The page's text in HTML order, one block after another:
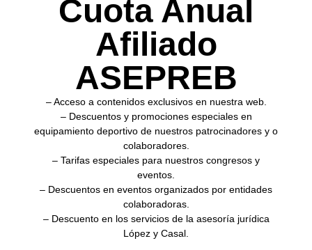
Cuota Anual
Afiliado
ASEPREB
– Acceso a contenidos exclusivosen nuestra web.
– Descuentos y promociones especialesen
equipamiento deportivo de nuestros patrocinadores y o
colaboradores.
– Tarifas especiales para nuestros congresos y
eventos.
– Descuentos en eventos organizados por entidades
colaboradoras.
– Descuentoen los servicios de la asesoría jurídica
López y Casal.